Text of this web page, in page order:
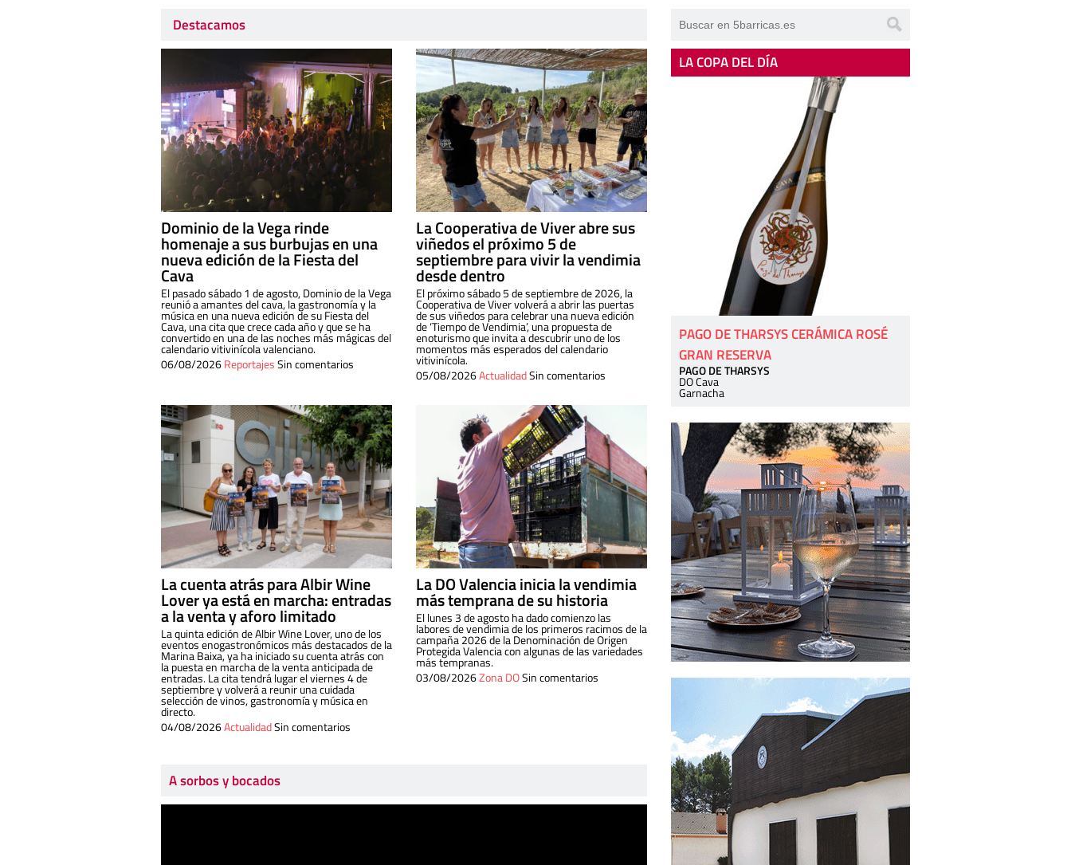
Destacamos
Dominio de la Vega rinde
homenaje a sus burbujas en una
nueva edición de la Fiesta del
Cava
El pasado sábado 1 de agosto, Dominio de la Vega
reunió a amantes del cava, la gastronomía y la
música en una nueva edición de su Fiesta del
Cava, una cita que crece cada año y que se ha
convertido en una de las noches más mágicas del
calendario vitivinícola valenciano.
06/08/2026ReportajesSin comentarios
La Cooperativa de Viver abre sus
viñedos el próximo 5 de
septiembre para vivir la vendimia
desde dentro
El próximo sábado 5 de septiembre de 2026, la
Cooperativa de Viver volverá a abrir las puertas
de sus viñedos para celebrar una nueva edición
de ‘Tiempo de Vendimia’, una propuesta de
enoturismo que invita a descubrir uno de los
momentos más esperados del calendario
vitivinícola.
05/08/2026ActualidadSin comentarios
La cuenta atrás para Albir Wine
Lover ya está en marcha: entradas
a la venta y aforo limitado
La quinta edición de Albir Wine Lover, uno de los
eventos enogastronómicos más destacados de la
Marina Baixa, ya ha iniciado su cuenta atrás con
la puesta en marcha de la venta anticipada de
entradas. La cita tendrá lugar el viernes 4 de
septiembre y volverá a reunir una cuidada
selección de vinos, gastronomía y música en
directo.
04/08/2026ActualidadSin comentarios
La DO Valencia inicia la vendimia
más temprana de su historia
El lunes 3 de agosto ha dado comienzo las
labores de vendimia de los primeros racimos de la
campaña 2026 de la Denominación de Origen
Protegida Valencia con algunas de las variedades
más tempranas.
03/08/2026Zona DOSin comentarios
A sorbos y bocados
LA COPA DEL DÍA
PAGO DE THARSYS CERÁMICA ROSÉ
GRAN RESERVA
PAGO DE THARSYS
DO Cava
Garnacha